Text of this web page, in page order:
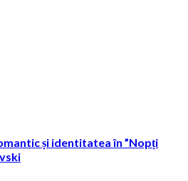
și identitatea în ”Nopți